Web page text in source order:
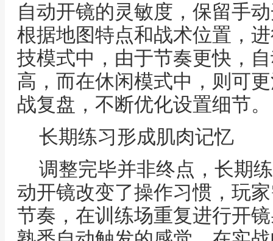
自动开镜的灵敏度，保留手
根据地图特点和战术位置，
技模式中，由于节奏更快，
高，而在休闲模式中，则可
战复盘，不断优化设置细节。
长期练习形成肌肉记忆
调整完毕并非终点，长期
动开镜改变了操作习惯，玩
节奏，在训练场重复进行开